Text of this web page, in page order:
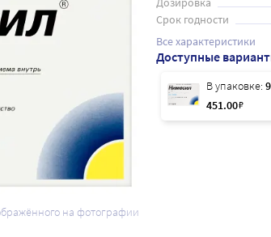
на фотографии
Срок годности
Все характеристики
Доступные
В упаковке: 9
451.00₽